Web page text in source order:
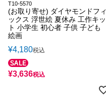
T10-5570
(お取り寄せ) ダイヤモンドフィ
ックス 浮世絵 夏休み 工作キッ
ト 小学生 初心者 子供 子ども
絵画
¥4,180税込
¥3,636税込